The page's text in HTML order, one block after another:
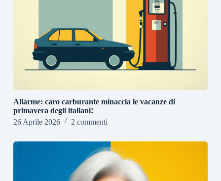
Allarme: caro carburante minaccia le vacanze di
primavera degli italiani!
26 Aprile 2026
2 commenti